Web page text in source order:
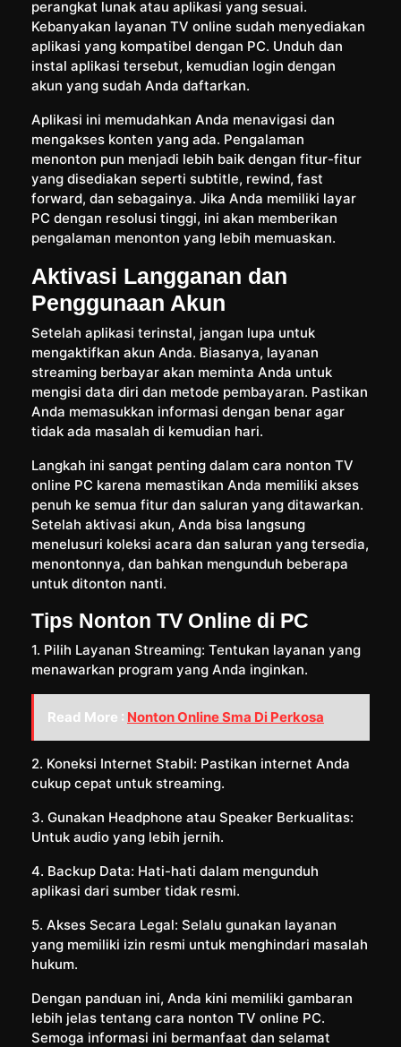
perangkat lunak atau aplikasi yang sesuai.
Kebanyakan layanan TV online sudah menyediakan
aplikasi yang kompatibel dengan PC. Unduh dan
instal aplikasi tersebut, kemudian login dengan
akun yang sudah Anda daftarkan.
Aplikasi ini memudahkan Anda menavigasi dan
mengakses konten yang ada. Pengalaman
menonton pun menjadi lebih baik dengan fitur-fitur
yang disediakan seperti subtitle, rewind, fast
forward, dan sebagainya. Jika Anda memiliki layar
PC dengan resolusi tinggi, ini akan memberikan
pengalaman menonton yang lebih memuaskan.
Aktivasi Langganan dan
Penggunaan Akun
Setelah aplikasi terinstal, jangan lupa untuk
mengaktifkan akun Anda. Biasanya, layanan
streaming berbayar akan meminta Anda untuk
mengisi data diri dan metode pembayaran. Pastikan
Anda memasukkan informasi dengan benar agar
tidak ada masalah di kemudian hari.
Langkah ini sangat penting dalam cara nonton TV
online PC karena memastikan Anda memiliki akses
penuh ke semua fitur dan saluran yang ditawarkan.
Setelah aktivasi akun, Anda bisa langsung
menelusuri koleksi acara dan saluran yang tersedia,
menontonnya, dan bahkan mengunduh beberapa
untuk ditonton nanti.
Tips Nonton TV Online di PC
1. Pilih Layanan Streaming: Tentukan layanan yang
menawarkan program yang Anda inginkan.
Read More : Nonton Online Sma Di Perkosa
2. Koneksi Internet Stabil: Pastikan internet Anda
cukup cepat untuk streaming.
3. Gunakan Headphone atau Speaker Berkualitas:
Untuk audio yang lebih jernih.
4. Backup Data: Hati-hati dalam mengunduh
aplikasi dari sumber tidak resmi.
5. Akses Secara Legal: Selalu gunakan layanan
yang memiliki izin resmi untuk menghindari masalah
hukum.
Dengan panduan ini, Anda kini memiliki gambaran
lebih jelas tentang cara nonton TV online PC.
Semoga informasi ini bermanfaat dan selamat